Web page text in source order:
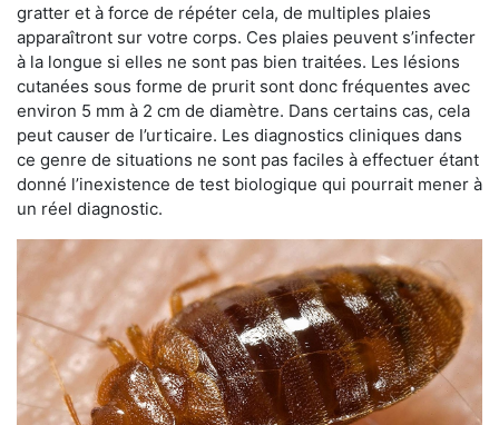
gratter et à force de répéter cela, de multiples plaies
apparaîtront sur votre corps. Ces plaies peuvent s’infecter
à la longue si elles ne sont pas bien traitées. Les lésions
cutanées sous forme de prurit sont donc fréquentes avec
environ 5 mm à 2 cm de diamètre. Dans certains cas, cela
peut causer de l’urticaire. Les diagnostics cliniques dans
ce genre de situations ne sont pas faciles à effectuer étant
donné l’inexistence de test biologique qui pourrait mener à
un réel diagnostic.